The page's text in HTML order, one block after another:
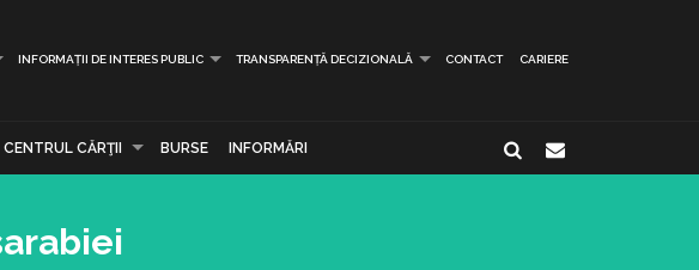
INFORMAȚII DE INTERES PUBLIC TRANSPARENȚĂ DECIZIONALĂ CONTACT CARIERE
CENTRUL CĂRŢII BURSE INFORMĂRI